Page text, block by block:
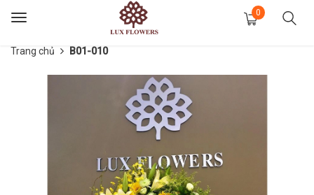
Toggle
0
Trang chủ B01-010